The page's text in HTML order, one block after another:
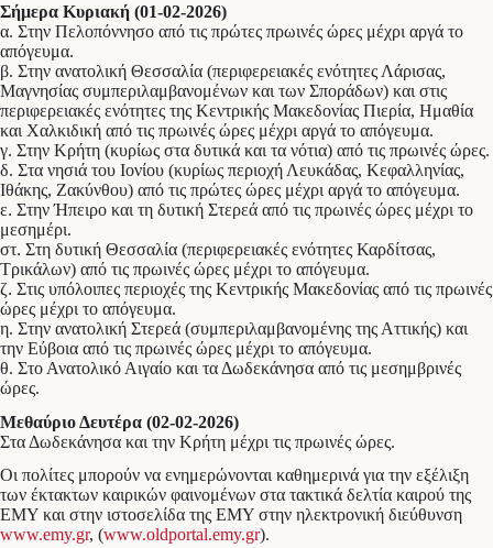
Σήμερα Κυριακή (01-02-2026)
α. Στην Πελοπόννησο από τις πρώτες πρωινές ώρες μέχρι αργά το
απόγευμα.
β. Στην ανατολική Θεσσαλία (περιφερειακές ενότητες Λάρισας,
Μαγνησίας συμπεριλαμβανομένων και των Σποράδων) και στις
περιφερειακές ενότητες της Κεντρικής Μακεδονίας Πιερία, Ημαθία
και Χαλκιδική από τις πρωινές ώρες μέχρι αργά το απόγευμα.
γ. Στην Κρήτη (κυρίως στα δυτικά και τα νότια) από τις πρωινές ώρες.
δ. Στα νησιά του Ιονίου (κυρίως περιοχή Λευκάδας, Κεφαλληνίας,
Ιθάκης, Ζακύνθου) από τις πρώτες ώρες μέχρι αργά το απόγευμα.
ε. Στην Ήπειρο και τη δυτική Στερεά από τις πρωινές ώρες μέχρι το
μεσημέρι.
στ. Στη δυτική Θεσσαλία (περιφερειακές ενότητες Καρδίτσας,
Τρικάλων) από τις πρωινές ώρες μέχρι το απόγευμα.
ζ. Στις υπόλοιπες περιοχές της Κεντρικής Μακεδονίας από τις πρωινές
ώρες μέχρι το απόγευμα.
η. Στην ανατολική Στερεά (συμπεριλαμβανομένης της Αττικής) και
την Εύβοια από τις πρωινές ώρες μέχρι το απόγευμα.
θ. Στο Ανατολικό Αιγαίο και τα Δωδεκάνησα από τις μεσημβρινές
ώρες.
Μεθαύριο Δευτέρα (02-02-2026)
Στα Δωδεκάνησα και την Κρήτη μέχρι τις πρωινές ώρες.
Οι πολίτες μπορούν να ενημερώνονται καθημερινά για την εξέλιξη
των έκτακτων καιρικών φαινομένων στα τακτικά δελτία καιρού της
ΕΜΥ και στην ιστοσελίδα της ΕΜΥ στην ηλεκτρονική διεύθυνση
www.emy.gr, (www.oldportal.emy.gr).